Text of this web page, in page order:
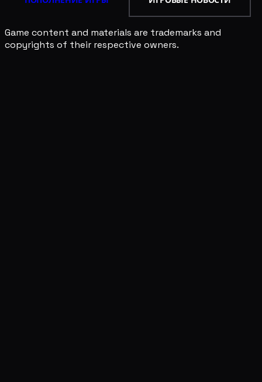
Game content and materials are trademarks and
copyrights of their respective owners.